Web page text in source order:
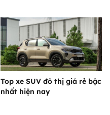
Top xe SUV đô thị giá rẻ bậc
nhất hiện nay